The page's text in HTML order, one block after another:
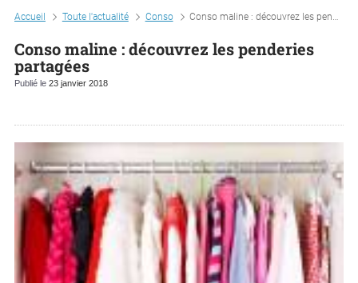
Accueil Toute l'actualité Conso Conso maline : découvrez les penderies partagées
Conso maline : découvrez les penderies
partagées
Publié le 23 janvier 2018